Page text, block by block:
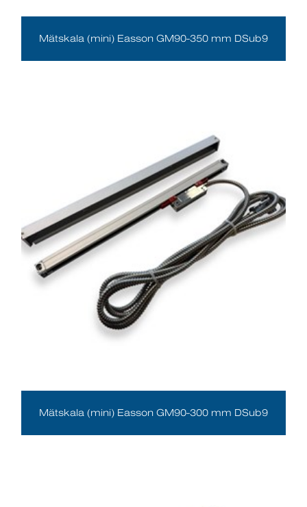
Mätskala (mini) Easson GM90-350 mm DSub9
Mätskala (mini) Easson GM90-300 mm DSub9